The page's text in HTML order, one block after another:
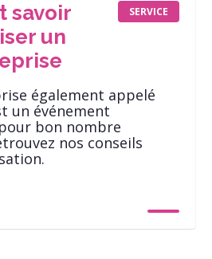
SERVICE
savoir
un
également appelé
un événement
bon nombre
nos conseils